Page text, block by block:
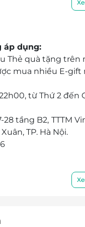
ăn từ các món
để nhận ưu đãi
áp dụng:
Thẻ quà tặng trên
mua nhiều E-gift
từ Thứ 2 đến
28 tầng B2, TTTM
TP. Hà Nội.
các chương trình